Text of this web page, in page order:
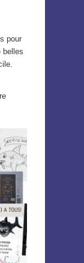
pour
belles